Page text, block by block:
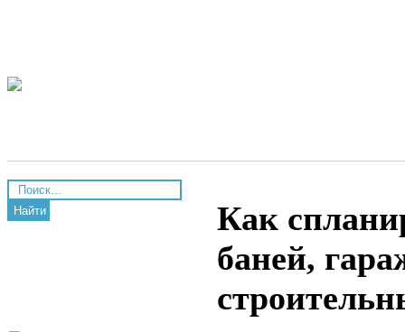
Найти
Как
баней,